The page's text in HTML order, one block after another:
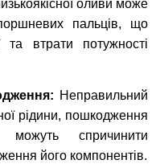
оливи може
пальців, що
та втрати потужності
Неправильний
рідини, пошкодження
можуть спричинити
його компонентів.